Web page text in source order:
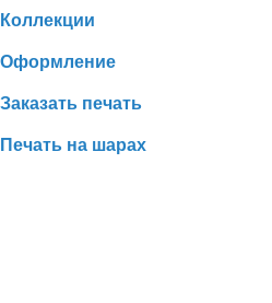
Коллекции
Оформление
Заказать печать
Печать на шарах